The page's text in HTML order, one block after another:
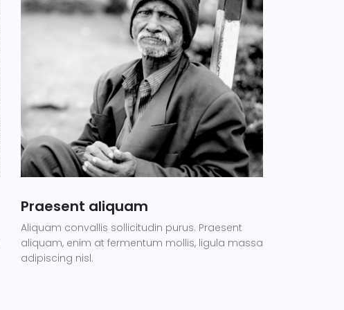
Praesent aliquam
Aliquam convallis sollicitudin purus. Praesent
aliquam, enim at fermentum mollis, ligula massa
adipiscing nisl.